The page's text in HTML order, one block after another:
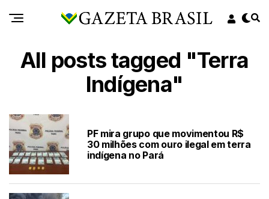
All posts tagged "Terra
Indígena"
PF mira grupo que movimentou R$
30 milhões com ouro ilegal em terra
indígena no Pará